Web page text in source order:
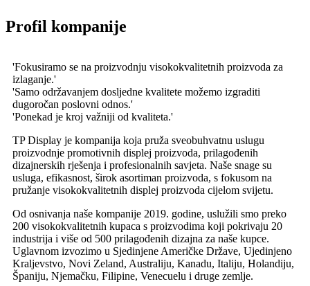
Profil kompanije
'Fokusiramo se na proizvodnju visokokvalitetnih proizvoda za
izlaganje.'
'Samo održavanjem dosljedne kvalitete možemo izgraditi
dugoročan poslovni odnos.'
'Ponekad je kroj važniji od kvaliteta.'
TP Display je kompanija koja pruža sveobuhvatnu uslugu
proizvodnje promotivnih displej proizvoda, prilagođenih
dizajnerskih rješenja i profesionalnih savjeta. Naše snage su
usluga, efikasnost, širok asortiman proizvoda, s fokusom na
pružanje visokokvalitetnih displej proizvoda cijelom svijetu.
Od osnivanja naše kompanije 2019. godine, uslužili smo preko
200 visokokvalitetnih kupaca s proizvodima koji pokrivaju 20
industrija i više od 500 prilagođenih dizajna za naše kupce.
Uglavnom izvozimo u Sjedinjene Američke Države, Ujedinjeno
Kraljevstvo, Novi Zeland, Australiju, Kanadu, Italiju, Holandiju,
Španiju, Njemačku, Filipine, Venecuelu i druge zemlje.